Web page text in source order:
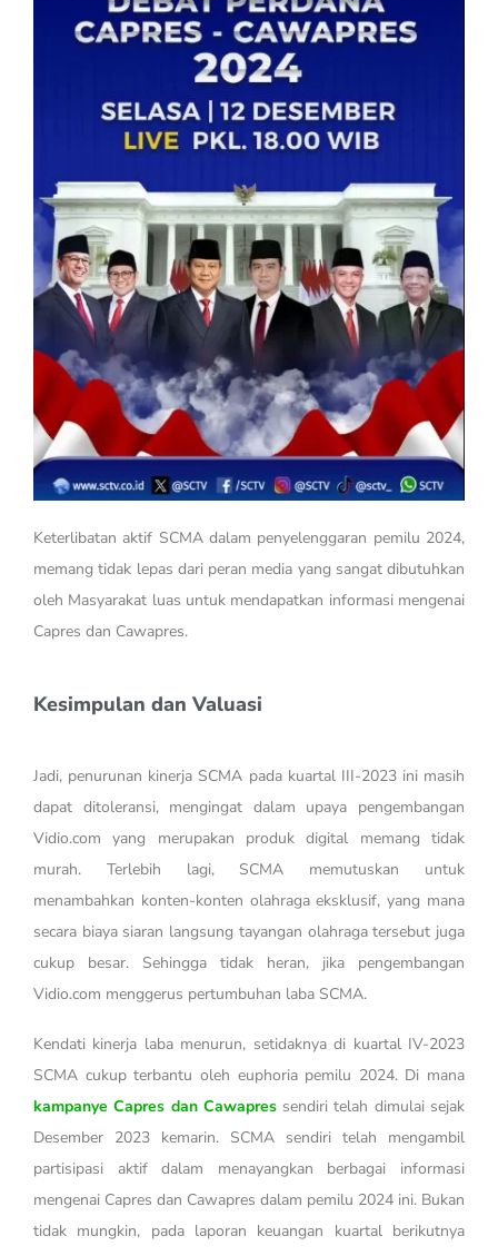
Keterlibatan aktif SCMA dalam penyelenggaran pemilu 2024,
memang tidak lepas dari peran media yang sangat dibutuhkan
oleh Masyarakat luas untuk mendapatkan informasi mengenai
Capres dan Cawapres.
Kesimpulan dan Valuasi
Jadi, penurunan kinerja SCMA pada kuartal III-2023 ini masih
dapat ditoleransi, mengingat dalam upaya pengembangan
Vidio.com yang merupakan produk digital memang tidak
murah. Terlebih lagi, SCMA memutuskan untuk
menambahkan konten-konten olahraga eksklusif, yang mana
secara biaya siaran langsung tayangan olahraga tersebut juga
cukup besar. Sehingga tidak heran, jika pengembangan
Vidio.com menggerus pertumbuhan laba SCMA.
Kendati kinerja laba menurun, setidaknya di kuartal IV-2023
SCMA cukup terbantu oleh euphoria pemilu 2024. Di mana
kampanye Capres dan Cawapressendiri telah dimulai sejak
Desember 2023 kemarin. SCMA sendiri telah mengambil
partisipasi aktif dalam menayangkan berbagai informasi
mengenai Capres dan Cawapres dalam pemilu 2024 ini. Bukan
tidak mungkin, pada laporan keuangan kuartal berikutnya